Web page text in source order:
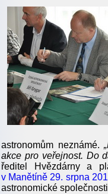
astronomům neznámé.
akce pro veřejnost. Do
ředitel Hvězdárny a
v Manětíně 29. srpna
astronomické